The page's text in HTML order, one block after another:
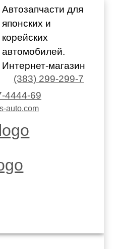
Автозапчасти для
японских и
корейских
автомобилей.
Интернет-магазин
(383) 299-299-7
4444-69
auto.com